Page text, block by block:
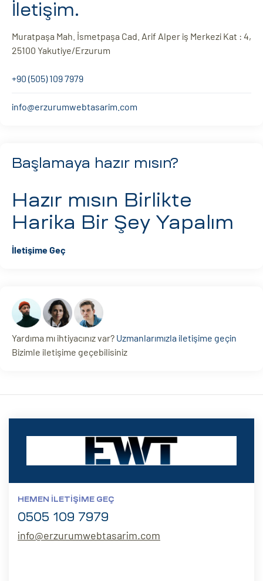
İletişim.
Muratpaşa Mah. İsmetpaşa Cad. Arif Alper iş Merkezi Kat : 4,
25100 Yakutiye/Erzurum
+90 (505) 109 7979
info@erzurumwebtasarim.com
Başlamaya hazır mısın?
Hazır mısın Birlikte
Harika Bir Şey Yapalım
İletişime Geç
Yardıma mı ihtiyacınız var? Uzmanlarımızla iletişime geçin
Bizimle iletişime geçebilisiniz
HEMEN İLETIŞIME GEÇ
0505 109 7979
info@erzurumwebtasarim.com